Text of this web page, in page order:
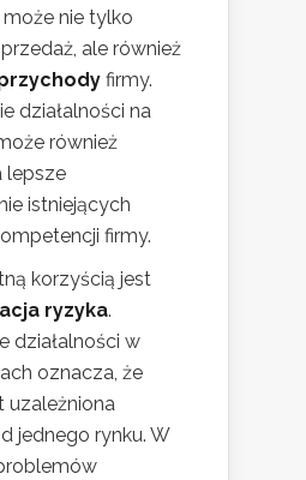
nie tylko
ale również
firmy.
działalności na
również
lepsze
istniejących
firmy.
korzyścią jest
ryzyka.
działalności w
oznacza, że
uzależniona
jednego rynku. W